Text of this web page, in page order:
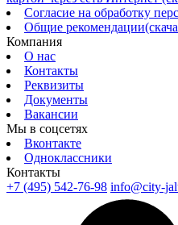
Согласие на обработку
Общие
Компания
О нас
Контакты
Реквизиты
Документы
Вакансии
Мы в соцсетях
Вконтакте
Одноклассники
Контакты
+7 (495) 542-76-98 info@city-